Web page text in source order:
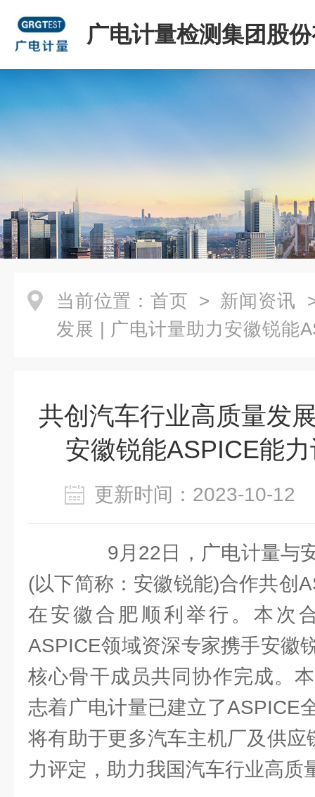
广电计量检测集团股
司
当前位置： 首页 > 新闻资讯
发展 | 广电计量助力安徽锐能
共创汽车行业高质量发
安徽锐能ASPICE能
更新时间：2023-10-
9月22日，广电计量与
(以下简称：安徽锐能)合作共创
在安徽合肥顺利举行。本次
ASPICE领域资深专家携手安徽
核心骨干成员共同协作完成。
志着广电计量已建立了ASPICE
将有助于更多汽车主机厂及供
力评定，助力我国汽车行业高质